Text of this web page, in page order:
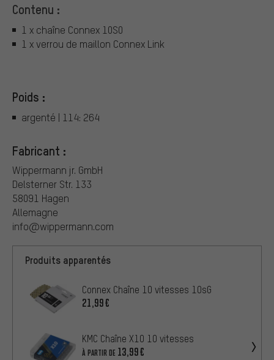
Contenu :
1 x chaîne Connex 10S0
1 x verrou de maillon Connex Link
Poids :
argenté | 114: 264
Fabricant :
Wippermann jr. GmbH
Delsterner Str. 133
58091 Hagen
Allemagne
info@wippermann.com
Produits apparentés
Connex Chaîne 10 vitesses 10sG
21,99€
KMC Chaîne X10 10 vitesses
À PARTIR DE 13,99€